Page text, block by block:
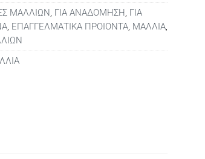
ΜΑΛΛΙΩΝ ΓΙΑ ΑΝΑΔΟΜΗΣΗ ΓΙΑ
ΕΠΑΓΓΕΛΜΑΤΙΚΑ ΠΡΟΙΟΝΤΑ ΜΑΛΛΙΑ